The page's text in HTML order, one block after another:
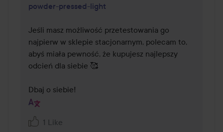
powder-pressed-light
Jeśli masz możliwość przetestowania go
najpierw w sklepie stacjonarnym, polecam to,
abyś miała pewność, że kupujesz najlepszy
odcień dla siebie 🥰
Dbaj o siebie!
1 Like